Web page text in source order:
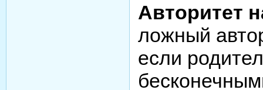
Авторитет
ложный
если